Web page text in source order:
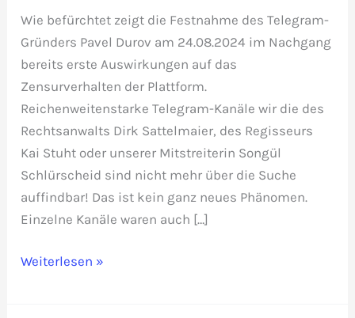
Wie befürchtet zeigt die Festnahme des Telegram-
Gründers Pavel Durov am 24.08.2024 im Nachgang
bereits erste Auswirkungen auf das
Zensurverhalten der Plattform.
Reichenweitenstarke Telegram-Kanäle wir die des
Rechtsanwalts Dirk Sattelmaier, des Regisseurs
Kai Stuht oder unserer Mitstreiterin Songül
Schlürscheid sind nicht mehr über die Suche
auffindbar! Das ist kein ganz neues Phänomen.
Einzelne Kanäle waren auch […]
Zensur
Weiterlesen »